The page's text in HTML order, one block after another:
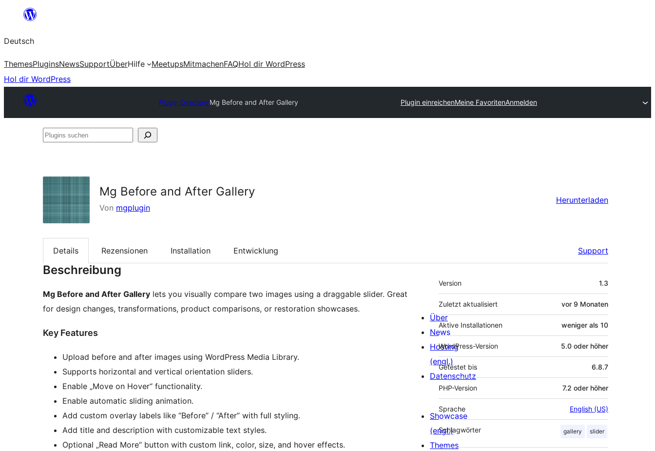
springen
Deutsch
ThemesPluginsNewsSupportÜberHilfe MeetupsMitmachenFAQHol dir WordPress
Hol dir WordPress
Plugin DirectoryMg Before and After Gallery Plugin einreichenMeine FavoritenAnmelden
Plugins
Mg Before and After Gallery
Von mgplugin
Herunterladen
Details Rezensionen Installation Entwicklung Support
Beschreibung
Mg Before and After Gallery lets you visually compare two images using a draggable slider. Great
for design changes, transformations, product comparisons, or restoration showcases.
Key Features
Upload before and after images using WordPress Media Library.
Supports horizontal and vertical orientation sliders.
Enable „Move on Hover“ functionality.
Enable automatic sliding animation.
Add custom overlay labels like “Before” / “After” with full styling.
Add title and description with customizable text styles.
Optional „Read More“ button with custom link, color, size, and hover effects.
Meta
Version 1.3
Zuletzt aktualisiert vor 9 Monaten
Aktive Installationen weniger als 10
WordPress-Version 5.0 oder höher
Getestet bis 6.8.7
PHP-Version 7.2 oder höher
Sprache English (US)
Schlagwörter gallery slider
Über
News
Hosting
(engl.)
Datenschutz
Showcase
(engl.)
Themes